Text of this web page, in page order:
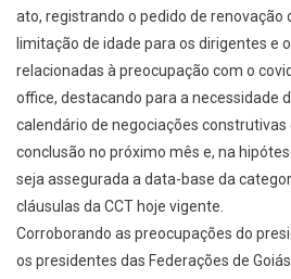
ato, registrando o pedido de renovação
limitação de idade para os dirigentes e
relacionadas à preocupação com o
office, destacando para a necessidade
calendário de negociações construtivas
conclusão no próximo mês e, na hip
seja assegurada a data-base da
cláusulas da CCT hoje vigente
Corroborando as preocupações do
os presidentes das Federações de Goi